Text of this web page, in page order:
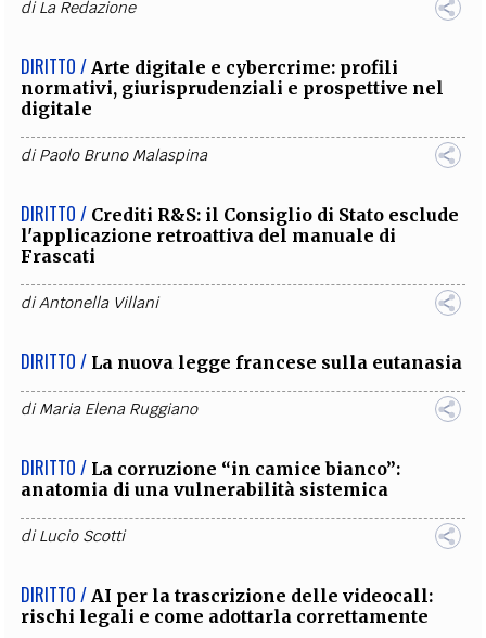
diLa Redazione
DIRITTO / Arte digitale e cybercrime: profili
normativi, giurisprudenziali e prospettive nel
digitale
diPaolo Bruno Malaspina
DIRITTO / Crediti R&S: il Consiglio di Stato esclude
l'applicazione retroattiva del manuale di
Frascati
diAntonella Villani
DIRITTO / La nuova legge francese sulla eutanasia
diMaria Elena Ruggiano
DIRITTO / La corruzione “in camice bianco”:
anatomia di una vulnerabilità sistemica
diLucio Scotti
DIRITTO / AI per la trascrizione delle videocall:
rischi legali e come adottarla correttamente